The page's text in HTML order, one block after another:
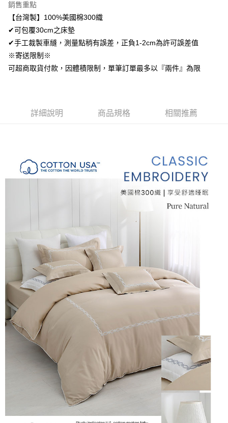
相關說明
AFTEE先享後付是「在收到商品之後才付款」的支付方式。 讓您購物簡單
便利好安心！
１．簡單：不需註冊會員、不需綁卡、不需儲值。
２．便利：只要手機號碼，簡訊認證，即可結帳。
３．安心：先確認商品／服務後，再付款。
２．訂單成立數日內，您將收到繳費通知簡訊。
後付繳納相關費用。
※ 交易是否成功請以「AFTEE先享後付 」之結帳頁面顯示為準，若有關於
是否繳費成功／繳費後需取消欲退款等相關疑問，請聯繫「AFTEE先享後付
https://netprotections.freshdesk.com/support/home
權轉讓予恩沛科技股份有限公司。
２．關於個人資料處理事宜，請瀏覽以下網址：
https://aftee.tw/terms/#terms3
３．未成年的使用者請事先徵得法定代理人或監護人之同意方可使用
「AFTEE先享後付」，若未經同意申辦者引起之損失，本公司不負相關責
任。
４．使用「AFTEE先享後付」時，將依據個別帳號之用戶狀況，依本公司即
時審查核予不同之上限額度；若仍有額度不足之情形，本公司將視審查結果
請求用戶進行身份認證。
５．嚴禁一人註冊多個帳號或使用他人資訊註冊。若發現惡意使用之情形，
恩沛科技股份有限公司將有權停止該用戶之使用額度並採取法律行動。
ATM付款
運送方式
全家取貨付款
付款後7-11取貨
每筆NT$60，滿NT$499(含以上)免運費
每筆NT$100，滿NT$499(含以上)免運費
銷售重點
【台灣製】100%美國棉300織
✔可包覆30cm之床墊
✔手工裁製車縫，測量點稍有誤差，正負1-2cm為許可誤差值
※寄送限制※
可超商取貨付款，因體積限制，單筆訂單最多以『兩件』為限
詳細說明 商品規格 相關推薦